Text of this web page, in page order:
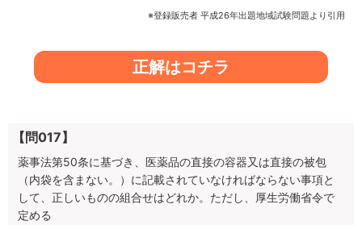
※登録販売者 平成26年出題地域試験問題より引用
正解はコチラ
【問017】
薬事法第50条に基づき、医薬品の直接の容器又は直接の被包
（内袋を含まない。）に記載されていなければならない事項と
して、正しいものの組合せはどれか。ただし、厚生労働省令で
定める